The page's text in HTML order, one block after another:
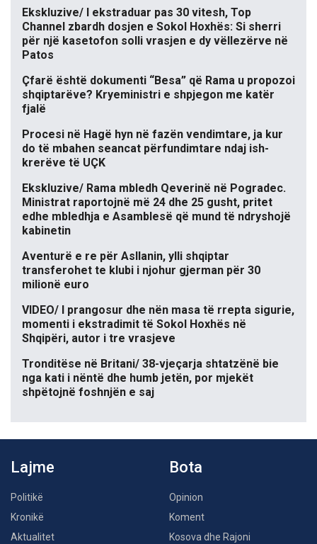
Ekskluzive/ I ekstraduar pas 30 vitesh, Top
Channel zbardh dosjen e Sokol Hoxhës: Si sherri
për një kasetofon solli vrasjen e dy vëllezërve në
Patos
Çfarë është dokumenti “Besa” që Rama u propozoi
shqiptarëve? Kryeministri e shpjegon me katër
fjalë
Procesi në Hagë hyn në fazën vendimtare, ja kur
do të mbahen seancat përfundimtare ndaj ish-
krerëve të UÇK
Ekskluzive/ Rama mbledh Qeverinë në Pogradec.
Ministrat raportojnë më 24 dhe 25 gusht, pritet
edhe mbledhja e Asamblesë që mund të ndryshojë
kabinetin
Aventurë e re për Asllanin, ylli shqiptar
transferohet te klubi i njohur gjerman për 30
milionë euro
VIDEO/ I prangosur dhe nën masa të rrepta sigurie,
momenti i ekstradimit të Sokol Hoxhës në
Shqipëri, autor i tre vrasjeve
Tronditëse në Britani/ 38-vjeçarja shtatzënë bie
nga kati i nëntë dhe humb jetën, por mjekët
shpëtojnë foshnjën e saj
Lajme
Politikë
Kronikë
Aktualitet
Bota
Opinion
Koment
Kosova dhe Rajoni